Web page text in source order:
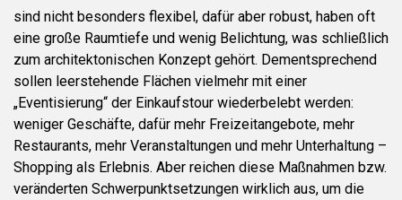
sind nicht besonders flexibel, dafür aber robust, haben oft
eine große Raumtiefe und wenig Belichtung, was schließlich
zum architektonischen Konzept gehört. Dementsprechend
sollen leerstehende Flächen vielmehr mit einer
„Eventisierung“ der Einkaufstour wiederbelebt werden:
weniger Geschäfte, dafür mehr Freizeitangebote, mehr
Restaurants, mehr Veranstaltungen und mehr Unterhaltung –
Shopping als Erlebnis. Aber reichen diese Maßnahmen bzw.
veränderten Schwerpunktsetzungen wirklich aus, um die